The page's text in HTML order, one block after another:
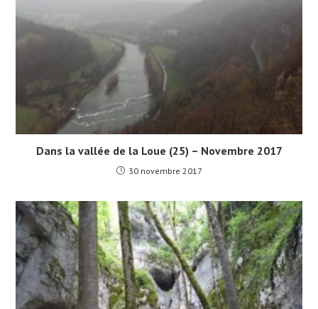
Dans la vallée de la Loue (25) – Novembre 2017
30 novembre 2017